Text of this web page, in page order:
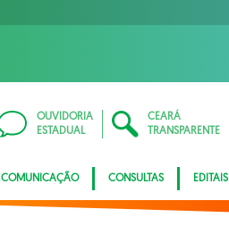
OUVIDORIA
ESTADUAL
CEARÁ
TRANSPARENTE
COMUNICAÇÃO CONSULTAS EDITAIS